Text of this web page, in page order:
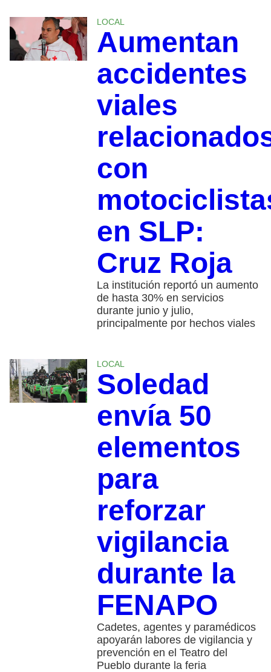
LOCAL
Aumentan
accidentes
viales
con
en SLP:
Cruz Roja
La institución reportó un aumento
de hasta 30% en servicios
durante junio y julio,
principalmente por hechos viales
LOCAL
Soledad
envía 50
elementos
para
reforzar
vigilancia
durante la
FENAPO
Cadetes, agentes y paramédicos
apoyarán labores de vigilancia y
prevención en el Teatro del
Pueblo durante la feria